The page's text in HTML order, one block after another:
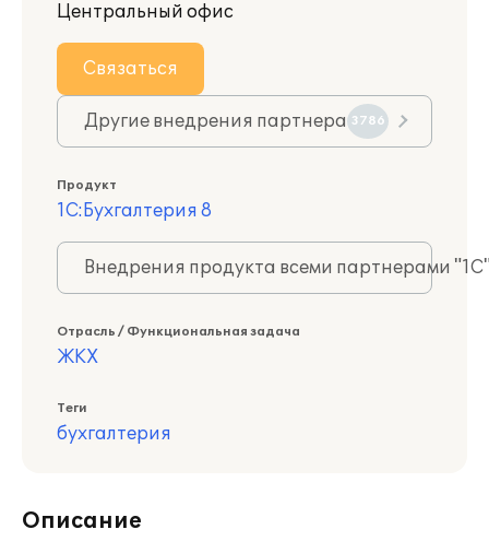
Центральный офис
Связаться
Другие внедрения партнера 3786
Продукт
1С:Бухгалтерия 8
Внедрения продукта всеми партнерами
Отрасль / Функциональная задача
ЖКХ
Теги
бухгалтерия
Описание